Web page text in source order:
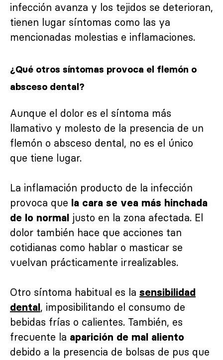
infección avanza y los tejidos se deterioran,
tienen lugar síntomas como las ya
mencionadas molestias e inflamaciones.
¿Qué otros síntomas provoca el flemón o
absceso dental?
Aunque el dolor es el síntoma más
llamativo y molesto de la presencia de un
flemón o absceso dental, no es el único
que tiene lugar.
La inflamación producto de la infección
provoca que la cara se vea más hinchada
de lo normal justo en la zona afectada. El
dolor también hace que acciones tan
cotidianas como hablar o masticar se
vuelvan prácticamente irrealizables.
Otro síntoma habitual es la sensibilidad
dental, imposibilitando el consumo de
bebidas frías o calientes. También, es
frecuente la aparición de mal aliento
debido a la presencia de bolsas de pus que